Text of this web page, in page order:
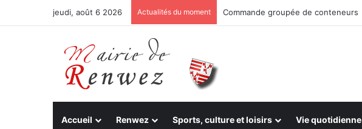
jeudi, août 6 2026 Actualités du moment Commande groupée de conteneurs
Accueil Renwez Sports, culture et loisirs Vie quotidienne